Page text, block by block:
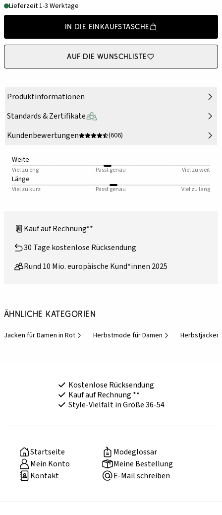
Lieferzeit 1-3 Werktage
In die Einkaufstasche
Auf die Wunschliste
Produktinformationen
Standards & Zertifikate
Kundenbewertungen
(606)
Weite
Viel zu eng Passt genau Viel zu weit
Länge
Viel zu kurz Passt genau Viel zu lang
Kauf auf Rechnung**
30 Tage kostenlose Rücksendung
Rund 10 Mio. europäische Kund*innen 2025
Ähnliche Kategorien
Jacken für Damen in Rot Herbstmode für Damen Herbstjacken
Kostenlose Rücksendung
Kauf auf Rechnung **
Style-Vielfalt in Größe 36-54
Startseite
Modeglossar
Mein Konto
Meine Bestellung
Kontakt
E-Mail schreiben